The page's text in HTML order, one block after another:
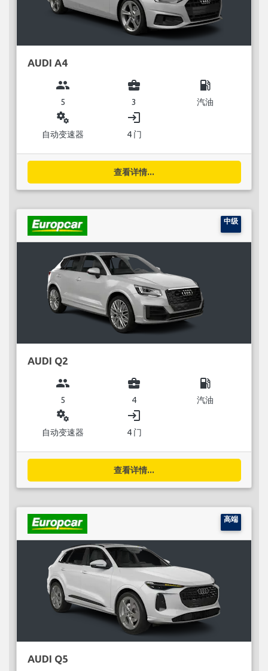
AUDI A4
group
5
business_center
3
local_gas_station
汽油
miscellaneous_services
自动变速器
login
4 门
查看详情...
中级
AUDI Q2
group
5
business_center
4
local_gas_station
汽油
miscellaneous_services
自动变速器
login
4 门
查看详情...
高端
AUDI Q5